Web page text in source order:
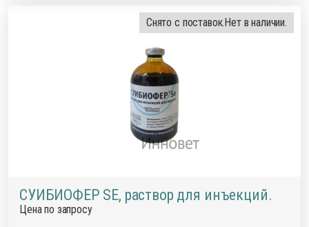
Снято с поставок.Нет в наличии.
СУИБИОФЕР SE, раствор для инъекций.
Цена по запросу